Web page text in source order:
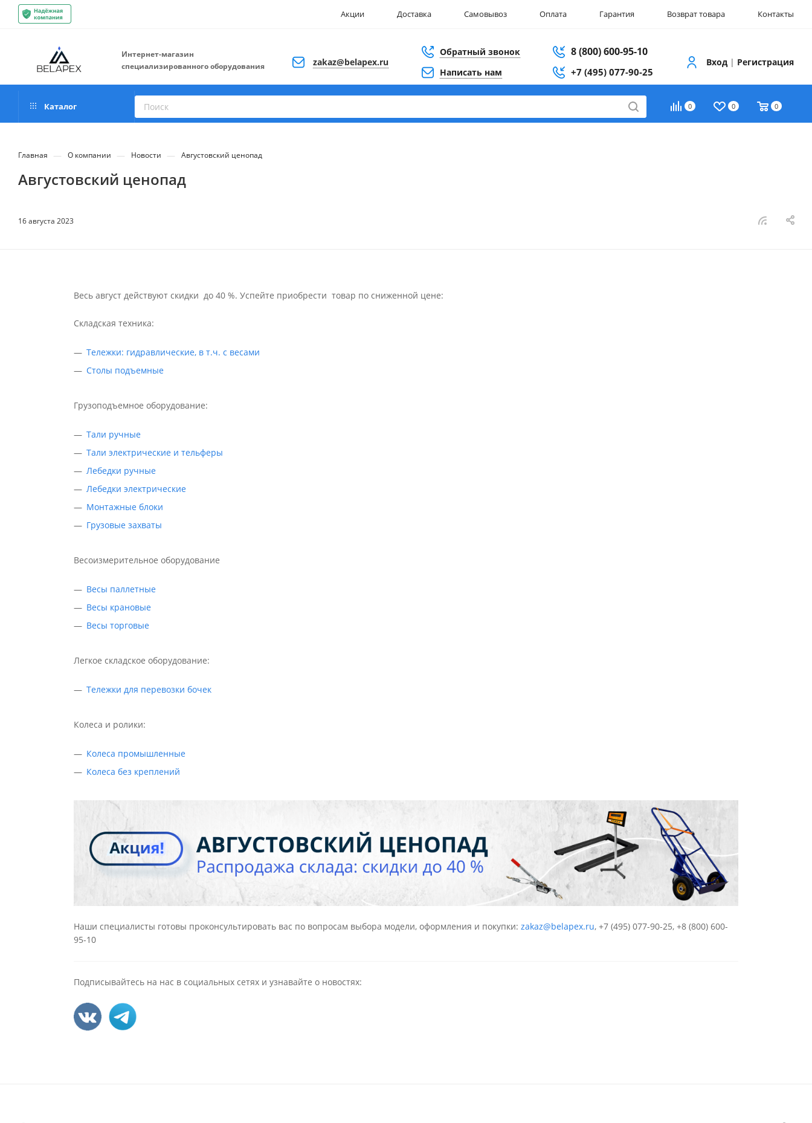
Акции Доставка Самовывоз Оплата Гарантия Возврат товара Контакты
Интернет-магазин
специализированного оборудования
zakaz@belapex.ru
Обратный звонок
Написать нам
8 (800) 600-95-10
+7 (495) 077-90-25
Вход | Регистрация
0 0 0
Каталог
Главная — О компании — Новости — Августовский ценопад
Августовский ценопад
16 августа 2023
Весь август действуют скидки до 40 %. Успейте приобрести товар по сниженной цене:
Складская техника:
Тележки: гидравлические, в т.ч. с весами
Столы подъемные
Грузоподъемное оборудование:
Тали ручные
Тали электрические и тельферы
Лебедки ручные
Лебедки электрические
Монтажные блоки
Грузовые захваты
Весоизмерительное оборудование
Весы паллетные
Весы крановые
Весы торговые
Легкое складское оборудование:
Тележки для перевозки бочек
Колеса и ролики:
Колеса промышленные
Колеса без креплений
Наши специалисты готовы проконсультировать вас по вопросам выбора модели, оформления и покупки: zakaz@belapex.ru, +7 (495) 077-90-25, +8 (800) 600-
95-10
Подписывайтесь на нас в социальных сетях и узнавайте о новостях: